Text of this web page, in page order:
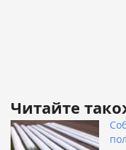
Читайте